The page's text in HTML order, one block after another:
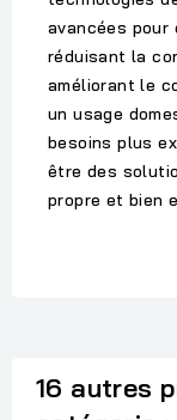
avancées
réduisant la
améliorant le
un usage
besoins plus
être des
propre et bien
16 autres